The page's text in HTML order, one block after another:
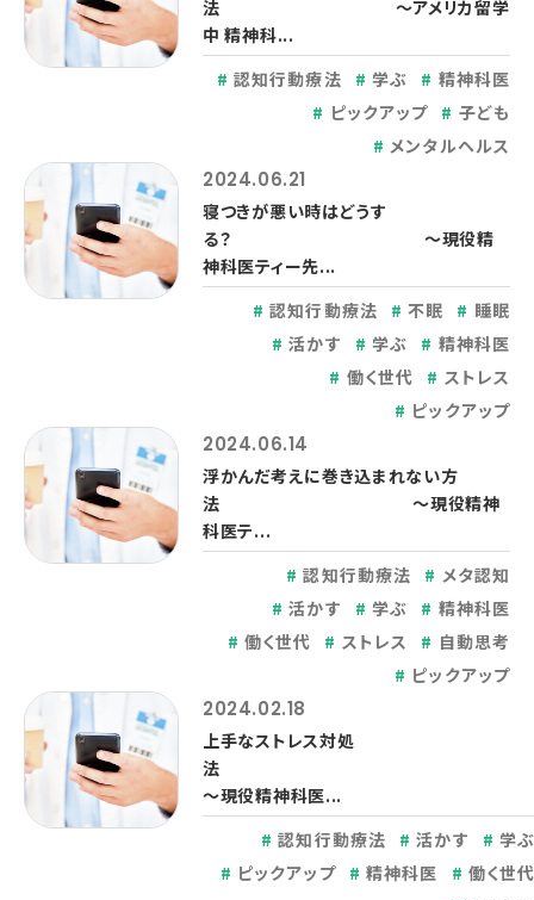
法 ～アメリカ留学
中 精神科...
認知行動療法
学ぶ
精神科医
ピックアップ
子ども
メンタルヘルス
2024.06.21
寝つきが悪い時はどうす
る？ ～現役精
神科医ティー先...
認知行動療法
不眠
睡眠
活かす
学ぶ
精神科医
働く世代
ストレス
ピックアップ
2024.06.14
浮かんだ考えに巻き込まれない方
法 ～現役精神
科医テ...
認知行動療法
メタ認知
活かす
学ぶ
精神科医
働く世代
ストレス
自動思考
ピックアップ
2024.02.18
上手なストレス対処
～現役精神科医...
認知行動療法
活かす
学
ピックアップ
精神科医
働く世